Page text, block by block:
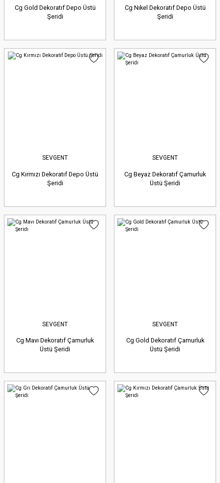
Cg Gold Dekoratıf Depo Üstü
Şeridi
Cg Nıkel Dekoratıf Depo Üstü
Şeridi
SEVGENT
Cg Kırmızı Dekoratıf Depo Üstü
Şeridi
SEVGENT
Cg Beyaz Dekoratıf Çamurluk
Üstü Şeridi
SEVGENT
Cg Mavı Dekoratıf Çamurluk
Üstü Şeridi
SEVGENT
Cg Gold Dekoratıf Çamurluk
Üstü Şeridi